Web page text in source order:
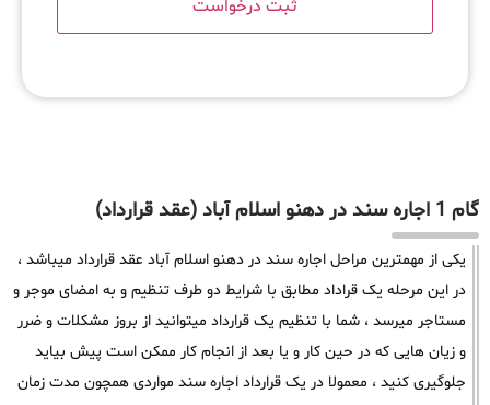
گام 1 اجاره سند در دهنو اسلام آباد (عقد قرارداد)
یکی از مهمترین مراحل اجاره سند در دهنو اسلام آباد عقد قرارداد میباشد ،
در این مرحله یک قراداد مطابق با شرایط دو طرف تنظیم و به امضای موجر و
مستاجر میرسد ، شما با تنظیم یک قرارداد میتوانید از بروز مشکلات و ضرر
و زیان هایی که در حین کار و یا بعد از انجام کار ممکن است پیش بیاید
جلوگیری کنید ، معمولا در یک قرارداد اجاره سند مواردی همچون مدت زمان